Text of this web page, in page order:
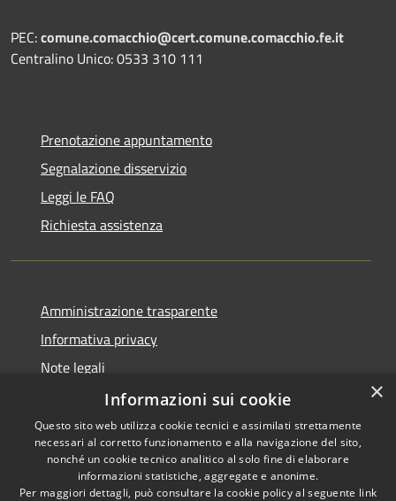
PEC:comune.comacchio@cert.comune.comacchio.fe.it
Centralino Unico: 0533 310 111
Prenotazione appuntamento
Segnalazione disservizio
Leggi le FAQ
Richiesta assistenza
Amministrazione trasparente
Informativa privacy
Note legali
Dichiarazione di accessibilità
RSS
Copyright © 2026 • Città di
×
Informazioni sui cookie
Questo sito web utilizza cookie tecnici e assimilati strettamente
necessari al corretto funzionamento e alla navigazione del sito,
nonché un cookie tecnico analitico al solo fine di elaborare
informazioni statistiche, aggregate e anonime.
Per maggiori dettagli, può consultare la cookie policy al seguente link